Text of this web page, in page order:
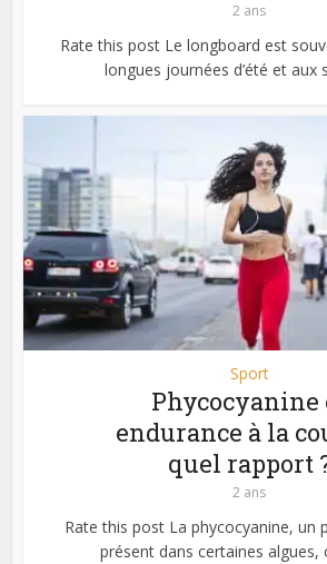
2 ans
Rate this post Le longboard est
longues journées d’été et aux
Sport
Phycocyanine
endurance à la
quel rapport
2 ans
Rate this post La phycocyanine, un
présent dans certaines algues,